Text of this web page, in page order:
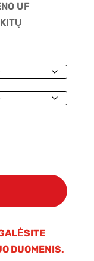
UF
DUOMENIS.